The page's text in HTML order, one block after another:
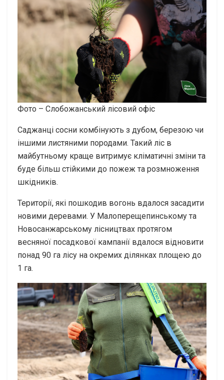
Фото – Слобожанський лісовий офіс
Саджанці сосни комбінують з дубом, березою чи
іншими листяними породами. Такий ліс в
майбутньому краще витримує кліматичні зміни та
буде більш стійкими до пожеж та розмноження
шкідників.
Території, які пошкодив вогонь вдалося засадити
новими деревами. У Малоперещепинському та
Новосанжарському лісництвах протягом
весняної посадкової кампанії вдалося відновити
понад 90 га лісу на окремих ділянках площею до
1 га.